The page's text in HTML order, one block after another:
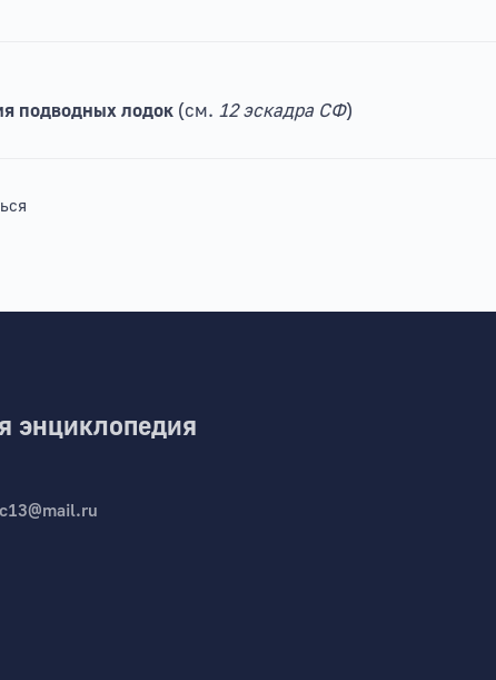
подводных лодок (см. 12 эскадра СФ)
энциклопедия